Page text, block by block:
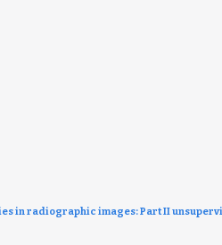
in radiographic images: Part II